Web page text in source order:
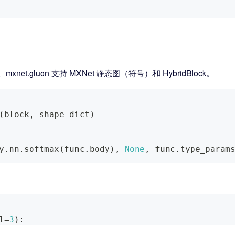
支持 MXNet 静态图（符号）和 HybridBlock。
( block , shape_dict )
. nn . softmax ( func . body ) , None , func . type_params
=3 ) :